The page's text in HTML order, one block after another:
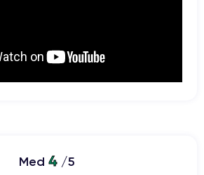
Med 4 /5